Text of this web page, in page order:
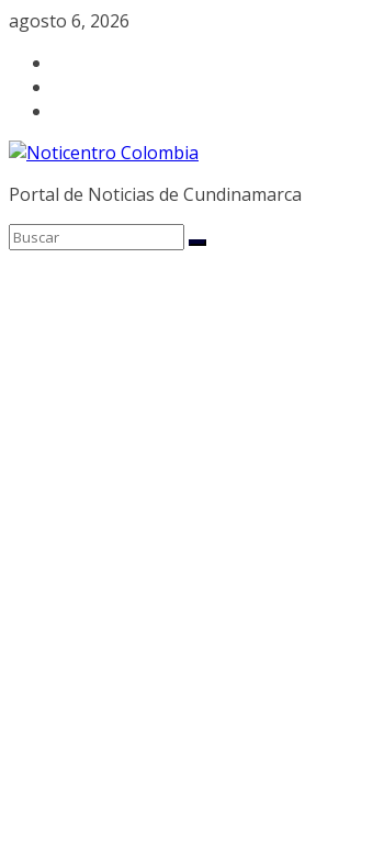
Saltar
contenido
agosto 6, 2026
Portal de Noticias de Cundinamarca